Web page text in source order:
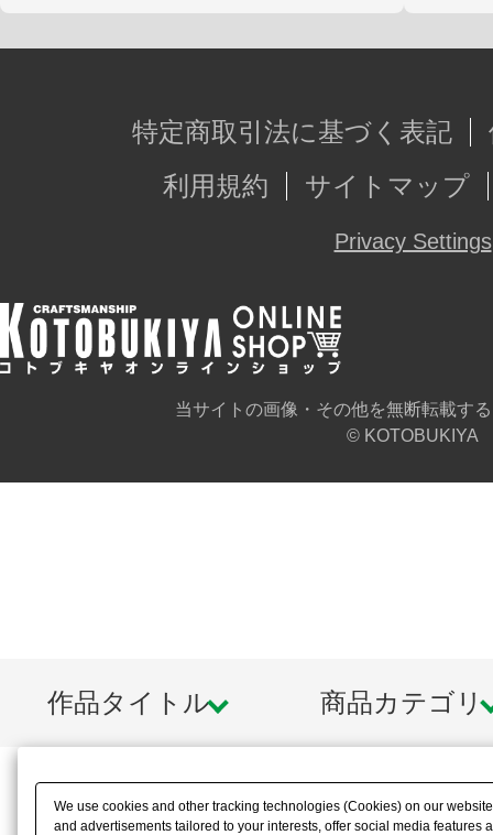
特定商取引法に基づく表記
利用規約
サイトマップ
Privacy Settings
当サイトの画像・その他を無断転載す
© KOTOBUKIYA
作品タイトル 商品カテゴリ
We use cookies and other tracking technologies (Cookies) on our
and advertisements tailored to your interests, offer social media features